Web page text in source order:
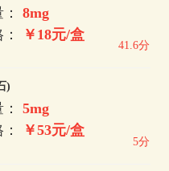
：8mg
￥18元/盒
41.6分
)
：5mg
￥53元/盒
5分